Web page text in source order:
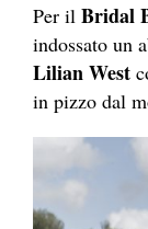
Per il Bridal
indossato un
Lilian West
in pizzo dal